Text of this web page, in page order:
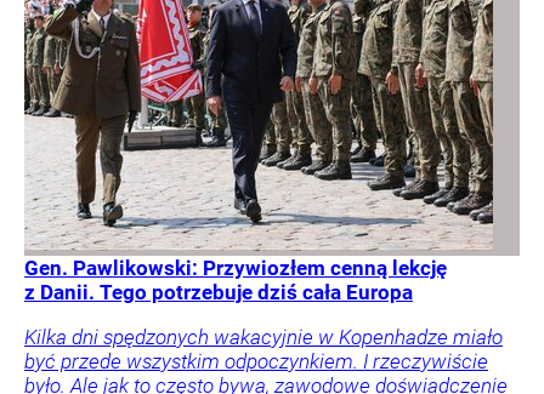
Gen. Pawlikowski: Przywiozłem cenną lekcję
z Danii. Tego potrzebuje dziś cała Europa
Kilka dni spędzonych wakacyjnie w Kopenhadze miało
być przede wszystkim odpoczynkiem. I rzeczywiście
było. Ale jak to często bywa, zawodowe doświadczenie